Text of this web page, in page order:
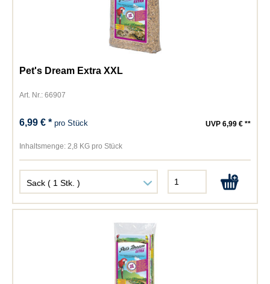
Pet's Dream Extra XXL
Art. Nr.: 66907
6,99 € *pro Stück UVP 6,99 € **
Inhaltsmenge: 2,8 KG pro Stück